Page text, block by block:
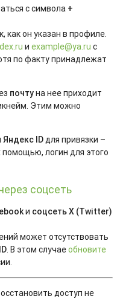
с символа +
как он указан в профиле.
иexample@ya.ru с
по факту принадлежат
почтуна нее приходит
Этим можно
Яндекс IDдля привязки –
помощью, логин для этого
соцсеть
и соцсеть X (Twitter)
может отсутствовать
. В этом случаеобновите
доступ не